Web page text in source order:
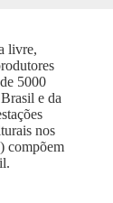
livre,
5000
e da
nos
compõem